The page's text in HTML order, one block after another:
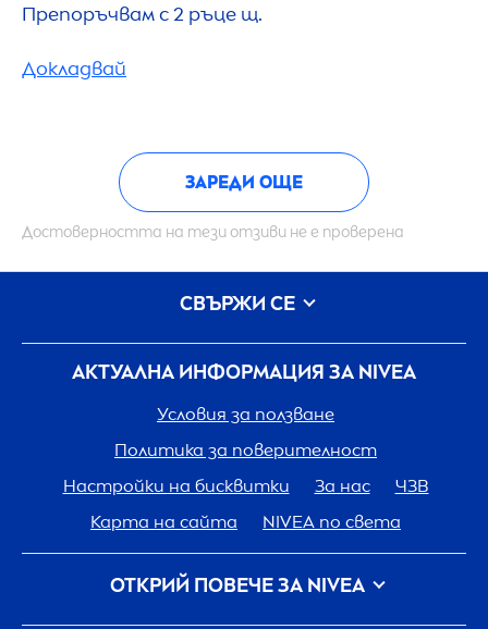
Препоръчвам с 2 ръце щ.
Докладвай
ЗАРЕДИ ОЩЕ
Достоверността на тези отзиви не е проверена
АКТУАЛНА ИНФОРМАЦИЯ ЗА NIVEA
Условия за ползване
Политика за поверителност
Настройки на бисквитки
За нас
ЧЗВ
Карта на сайта
NIVEA по света
ОТКРИЙ ПОВЕЧЕ ЗА NIVEA
СВЪРЖИ СЕ